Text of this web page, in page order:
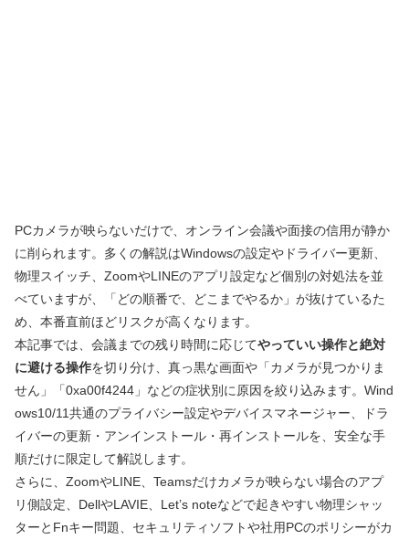
PCカメラが映らないだけで、オンライン会議や面接の信用が静か
に削られます。多くの解説はWindowsの設定やドライバー更新、
物理スイッチ、ZoomやLINEのアプリ設定など個別の対処法を並
べていますが、「どの順番で、どこまでやるか」が抜けているた
め、本番直前ほどリスクが高くなります。
本記事では、会議までの残り時間に応じてやっていい操作と絶対
に避ける操作を切り分け、真っ黒な画面や「カメラが見つかりま
せん」「0xa00f4244」などの症状別に原因を絞り込みます。Wind
ows10/11共通のプライバシー設定やデバイスマネージャー、ドラ
イバーの更新・アンインストール・再インストールを、安全な手
順だけに限定して解説します。
さらに、ZoomやLINE、Teamsだけカメラが映らない場合のアプ
リ側設定、DellやLAVIE、Let’s noteなどで起きやすい物理シャッ
ターとFnキー問題、セキュリティソフトや社用PCのポリシーがカ